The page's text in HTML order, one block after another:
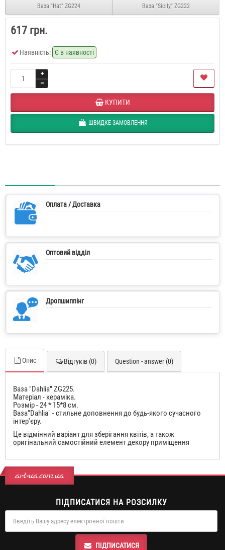
Ваза "Hat" ZG224 Ваза "Sicily" ZG222
617 грн.
Наявність: Є в наявності
КУПИТИ
ШВИДКЕ ЗАМОВЛЕННЯ
Оплата / Доставка
Оптовий відділ
Дропшиппінг
Опис Відгуків (0) Question - answer (0)
Ваза "Dahlia" ZG225.
Матеріал - кераміка.
Розмір - 24 * 15*8 см.
Ваза"Dahlia" - стильне доповнення до будь-якого сучасного
інтер'єру.
Це відмінний варіант для зберігання квітів, а також
оригінальний самостійний елемент декору приміщення
art-ua.com.ua
ПІДПИСАТИСЯ НА РОЗСИЛКУ
ПІДПИСАТИСЯ